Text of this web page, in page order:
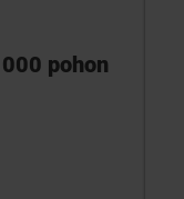
pohon